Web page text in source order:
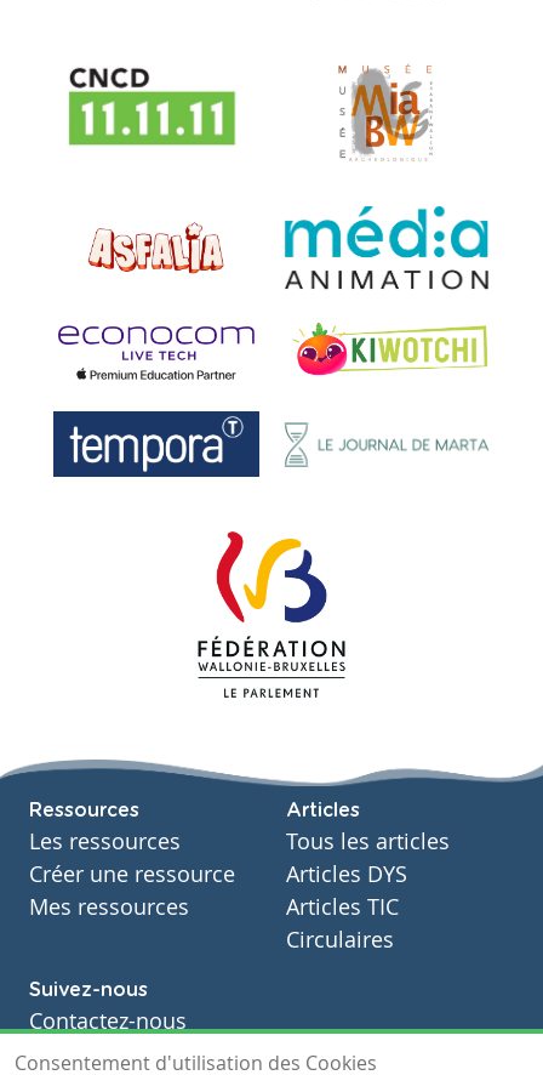
Ressources
Les ressources
Créer une ressource
Mes ressources
Articles
Tous les articles
Articles DYS
Articles TIC
Circulaires
Suivez-nous
Contactez-nous
Soutien scolaire
Consentement d'utilisation des Cookies